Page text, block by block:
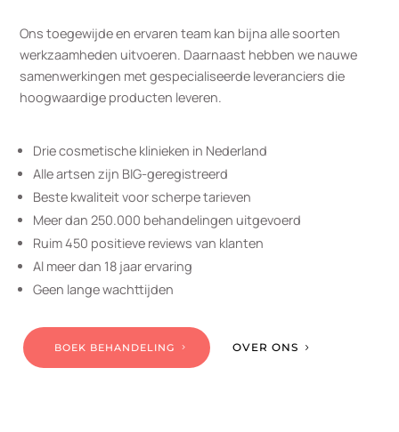
Ons toegewijde en ervaren team kan bijna alle soorten
werkzaamheden uitvoeren. Daarnaast hebben we nauwe
samenwerkingen met gespecialiseerde leveranciers die
hoogwaardige producten leveren.
Drie cosmetische klinieken in Nederland
Alle artsen zijn BIG-geregistreerd
Beste kwaliteit voor scherpe tarieven
Meer dan 250.000 behandelingen uitgevoerd
Ruim 450 positieve reviews van klanten
Al meer dan 18 jaar ervaring
Geen lange wachttijden
BOEK BEHANDELING OVER ONS